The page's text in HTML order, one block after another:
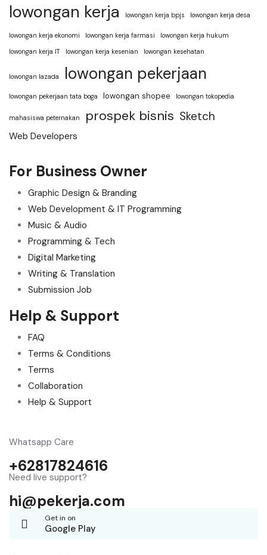
lowongan kerja lowongan kerja bpjs lowongan kerja desa
lowongan kerja ekonomi lowongan kerja farmasi
lowongan kerja hukum
lowongan kerja IT
lowongan kerja kesenian lowongan kesehatan
lowongan lazada lowongan pekerjaan
lowongan pekerjaan tata boga lowongan shopee lowongan tokopedia
mahasiswa peternakan prospek bisnis Sketch
Web Developers
For Business Owner
Graphic Design & Branding
Web Development & IT Programming
Music & Audio
Programming & Tech
Digital Marketing
Writing & Translation
Submission Job
Help & Support
FAQ
Terms & Conditions
Terms
Collaboration
Help & Support
Whatsapp Care
+62817824616
Need live support?
hi@pekerja.com
Get in on
Google Play